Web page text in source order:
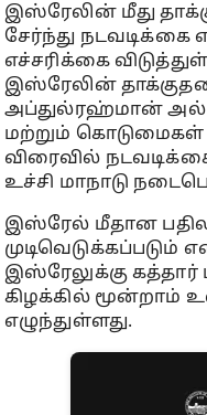
இஸ்ரேலின் மீது
சேர்ந்து நடவடிக்கை
எச்சரிக்கை
இஸ்ரேலின்
அப்துல்ரஹ்மான் அல்
மற்றும்
விரைவில்
உச்சி மாநாடு
இஸ்ரேல் மீதான
முடிவெடுக்கப்படும்
இஸ்ரேலுக்கு கத்தார்
கிழக்கில் மூன்றாம்
எழுந்துள்ளது.